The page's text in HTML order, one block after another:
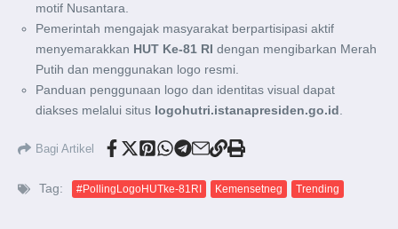
motif Nusantara.
Pemerintah mengajak masyarakat berpartisipasi aktif
menyemarakkan HUT Ke-81 RI dengan mengibarkan Merah
Putih dan menggunakan logo resmi.
Panduan penggunaan logo dan identitas visual dapat
diakses melalui situs logohutri.istanapresiden.go.id.
Bagi Artikel
Tag: #PollingLogoHUTke-81RI Kemensetneg Trending